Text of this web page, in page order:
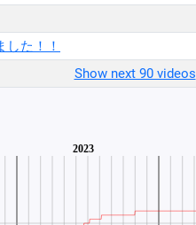
た！！
Show next 90 videos